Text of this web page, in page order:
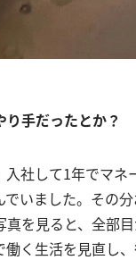
手だったとか？
社して1年でマネ
いました。その
を見ると、全部
く生活を見直し